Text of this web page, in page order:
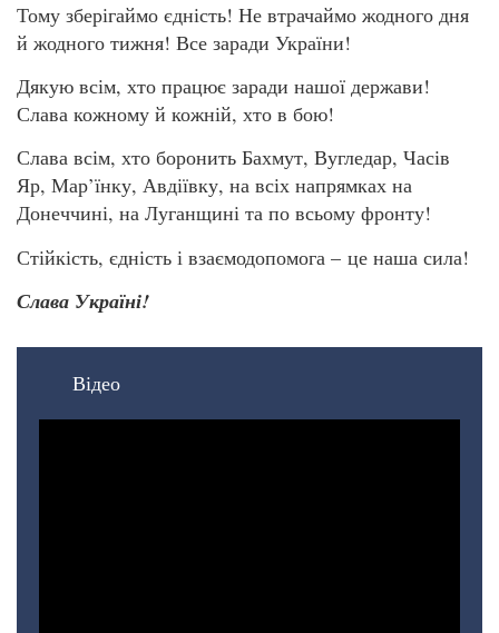
Тому зберігаймо єдність! Не втрачаймо жодного дня
й жодного тижня! Все заради України!
Дякую всім, хто працює заради нашої держави!
Слава кожному й кожній, хто в бою!
Слава всім, хто боронить Бахмут, Вугледар, Часів
Яр, Мар’їнку, Авдіївку, на всіх напрямках на
Донеччині, на Луганщині та по всьому фронту!
Стійкість, єдність і взаємодопомога – це наша сила!
Слава Україні!
Відео